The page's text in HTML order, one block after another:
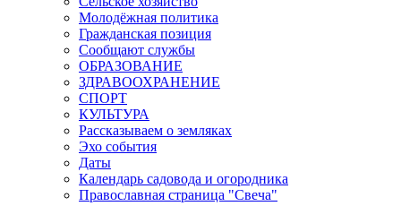
Молодёжная политика
Гражданская позиция
Сообщают службы
ОБРАЗОВАНИЕ
ЗДРАВООХРАНЕНИЕ
СПОРТ
КУЛЬТУРА
Рассказываем о земляках
Эхо события
Даты
Календарь садовода и огородника
Православная страница "Свеча"